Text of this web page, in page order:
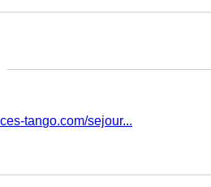
tango.com/sejour...